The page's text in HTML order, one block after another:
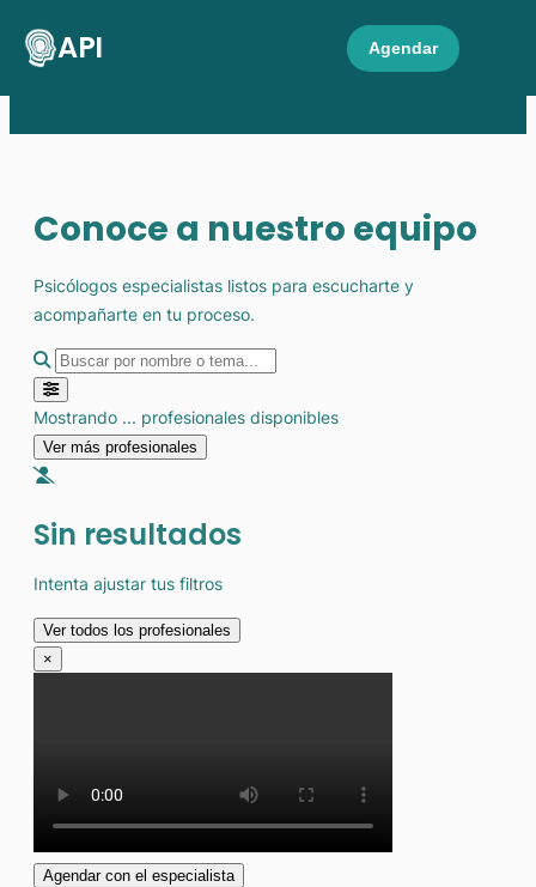
API Agendar
Conoce a nuestro equipo
Psicólogos especialistas listos para escucharte y
acompañarte en tu proceso.
Enfoque Terapéutico
Especialidad Específica
Mostrando ... profesionales disponibles
Ver más profesionales
Sin resultados
Intenta ajustar tus filtros
Ver todos los profesionales
×
Agendar con el especialista